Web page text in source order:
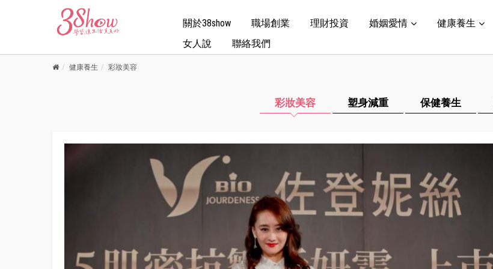
關於38show 職場創業 理財投資 婚姻愛情 健康養生
女人說
聯絡我們
健康養生 彩妝美容
彩妝美容 塑身減重 保健養生